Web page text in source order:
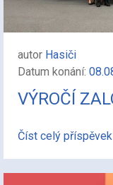
autor Hasiči
Datum konání:
VÝROČÍ
Číst celý příspěvek